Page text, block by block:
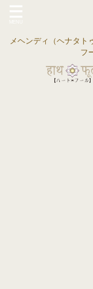
メヘンディ（ヘナタト
フ